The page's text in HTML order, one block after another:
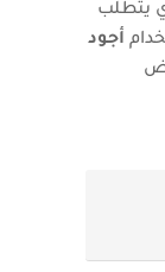
يتطلب
أجود